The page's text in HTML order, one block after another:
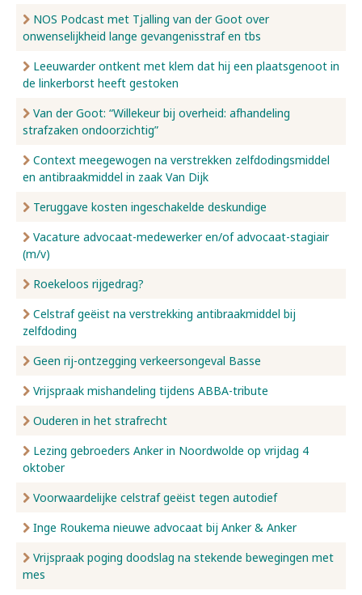
NOS Podcast met Tjalling van der Goot over
onwenselijkheid lange gevangenisstraf en tbs
Leeuwarder ontkent met klem dat hij een plaatsgenoot in
de linkerborst heeft gestoken
Van der Goot: “Willekeur bij overheid: afhandeling
strafzaken ondoorzichtig”
Context meegewogen na verstrekken zelfdodingsmiddel
en antibraakmiddel in zaak Van Dijk
Teruggave kosten ingeschakelde deskundige
Vacature advocaat-medewerker en/of advocaat-stagiair
(m/v)
Roekeloos rijgedrag?
Celstraf geëist na verstrekking antibraakmiddel bij
zelfdoding
Geen rij-ontzegging verkeersongeval Basse
Vrijspraak mishandeling tijdens ABBA-tribute
Ouderen in het strafrecht
Lezing gebroeders Anker in Noordwolde op vrijdag 4
oktober
Voorwaardelijke celstraf geëist tegen autodief
Inge Roukema nieuwe advocaat bij Anker & Anker
Vrijspraak poging doodslag na stekende bewegingen met
mes